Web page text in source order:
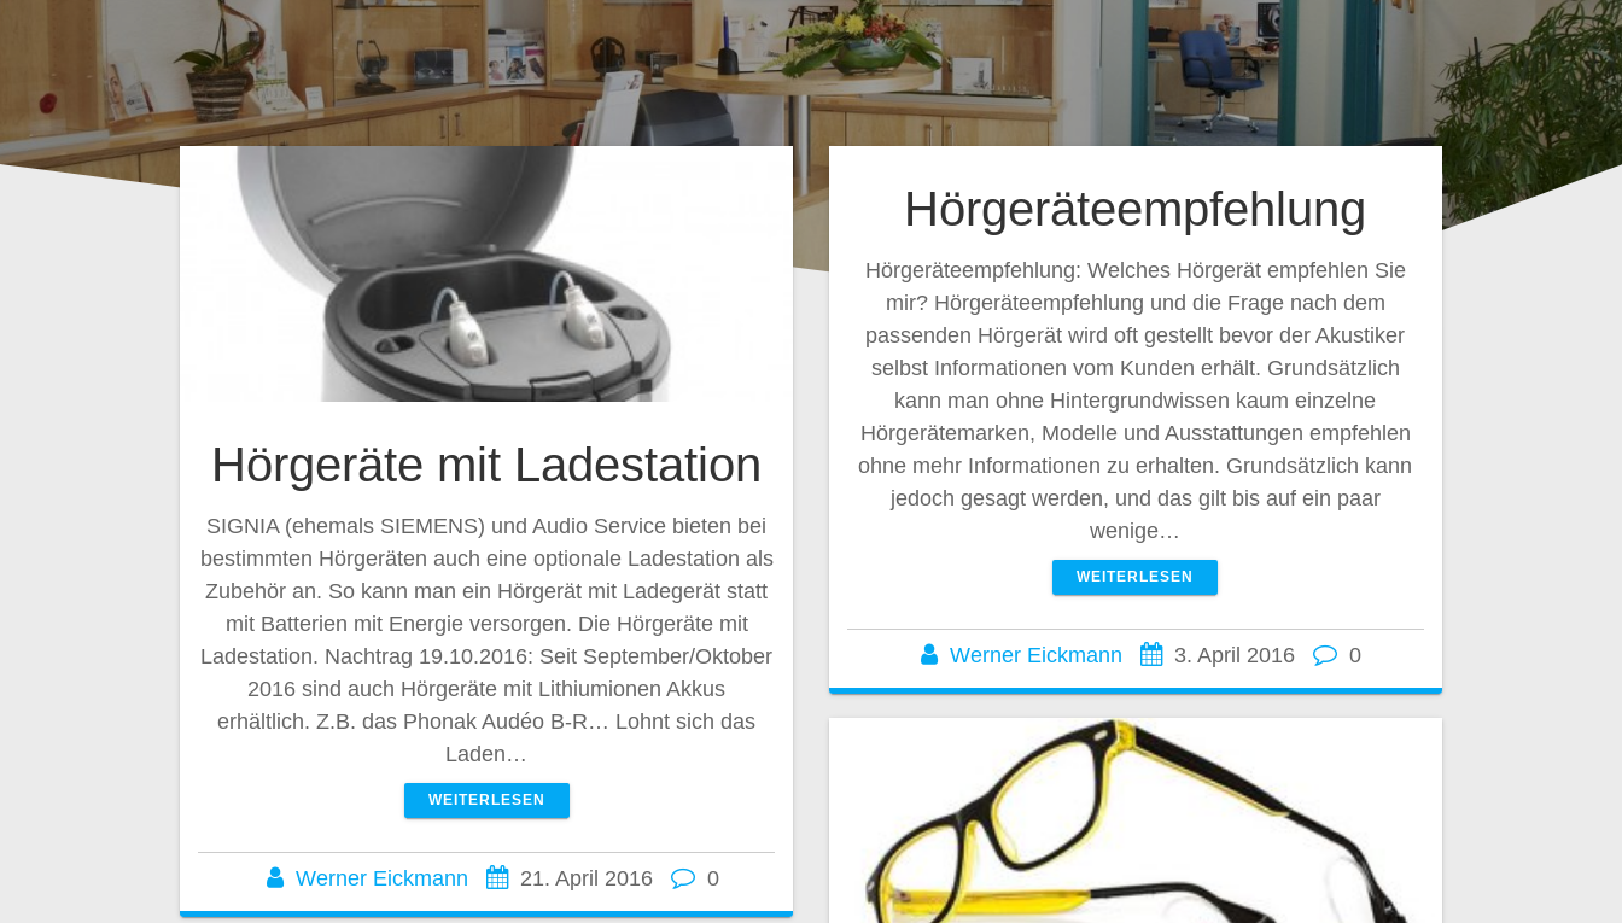
Hörgeräte mit Ladestation
SIGNIA (ehemals SIEMENS) und Audio Service bieten bei
bestimmten Hörgeräten auch eine optionale Ladestation als
Zubehör an. So kann man ein Hörgerät mit Ladegerät statt
mit Batterien mit Energie versorgen. Die Hörgeräte mit
Ladestation. Nachtrag 19.10.2016: Seit September/Oktober
2016 sind auch Hörgeräte mit Lithiumionen Akkus
erhältlich. Z.B. das Phonak Audéo B-R… Lohnt sich das
Laden…
WEITERLESEN
Werner Eickmann 21. April 2016 0
Hörgeräteempfehlung
Hörgeräteempfehlung: Welches Hörgerät empfehlen Sie
mir? Hörgeräteempfehlung und die Frage nach dem
passenden Hörgerät wird oft gestellt bevor der Akustiker
selbst Informationen vom Kunden erhält. Grundsätzlich
kann man ohne Hintergrundwissen kaum einzelne
Hörgerätemarken, Modelle und Ausstattungen empfehlen
ohne mehr Informationen zu erhalten. Grundsätzlich kann
jedoch gesagt werden, und das gilt bis auf ein paar
wenige…
WEITERLESEN
Werner Eickmann 3. April 2016 0